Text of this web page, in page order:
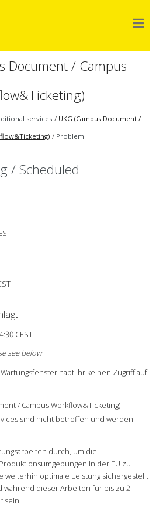
Document / Campus
services
UKG (Campus Document /
Problem
/ Scheduled
CEST
see below
habt ihr keinen Zugriff auf
/ Campus Workflow&Ticketing)
sind nicht betroffen und werden
durch, um die
in der EU zu
weiterhin optimale Leistung sichergestellt
während dieser Arbeiten für bis zu 2
sein.